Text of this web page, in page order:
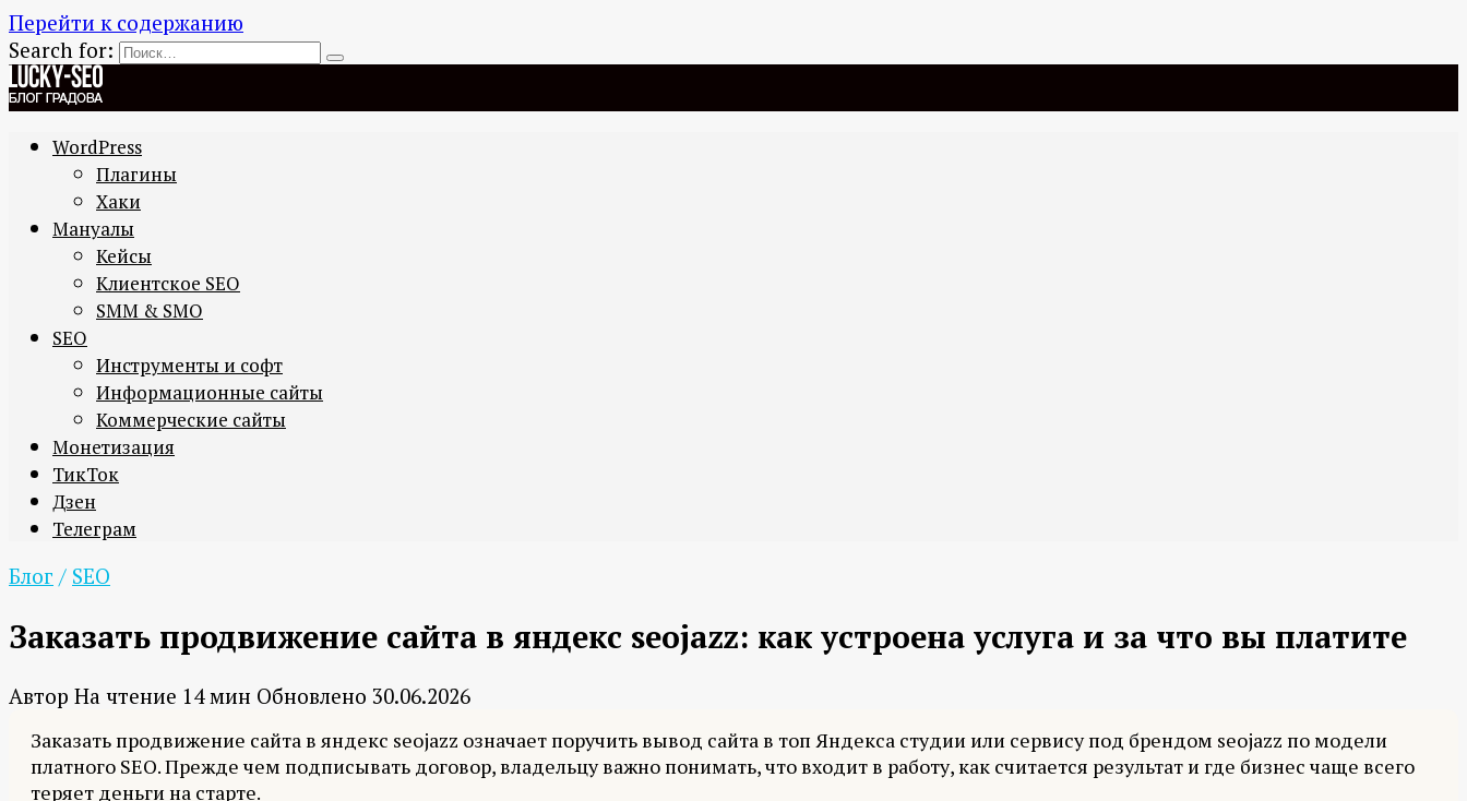
Перейти к содержанию
Search for:
WordPress
Плагины
Хаки
Мануалы
Кейсы
Клиентское SEO
SMM & SMO
SEO
Инструменты и софт
Информационные сайты
Коммерческие сайты
Монетизация
ТикТок
Дзен
Телеграм
Блог / SEO
Заказать продвижение сайта в яндекс seojazz: как устроена услуга и за что вы платите
Автор На чтение 14 мин Обновлено 30.06.2026
Заказать продвижение сайта в яндекс seojazz означает поручить вывод сайта в топ Яндекса студии или сервису под брендом seojazz по модели
платного SEO. Прежде чем подписывать договор, владельцу важно понимать, что входит в работу, как считается результат и где бизнес чаще всего
теряет деньги на старте.